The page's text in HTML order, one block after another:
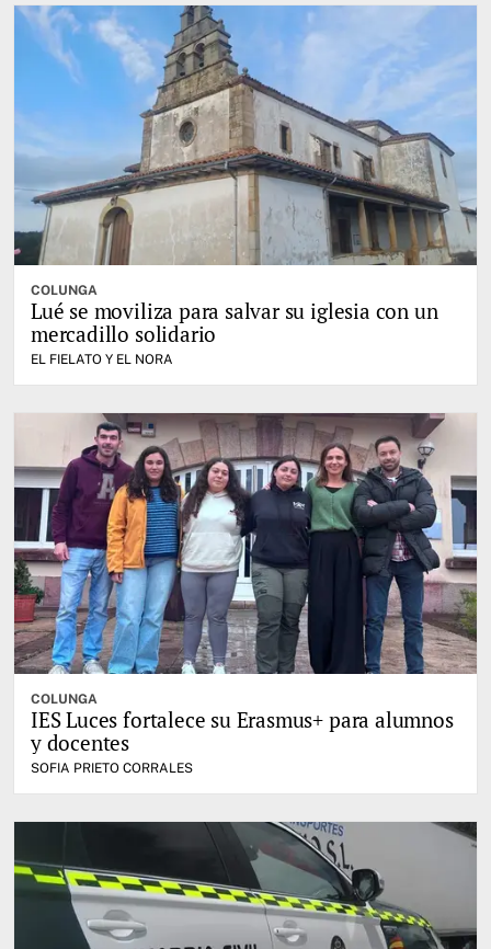
COLUNGA
Lué se moviliza para salvar su iglesia con un
mercadillo solidario
EL FIELATO Y EL NORA
COLUNGA
IES Luces fortalece su Erasmus+ para alumnos
y docentes
SOFIA PRIETO CORRALES